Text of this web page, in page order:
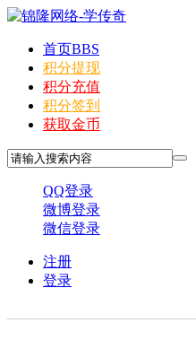
首页BBS
积分提现
积分充值
积分签到
获取金币
QQ登录
微博登录
微信登录
注册
登录